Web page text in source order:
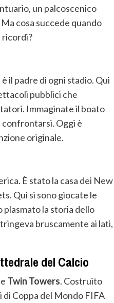
un palcoscenico
cosa succede quando
ricordi?
è il padre di ogni stadio. Qui
pubblici che
Immaginate il boato
confrontarsi. Oggi è
originale.
È stato la casa dei New
Qui si sono giocate le
plasmato la storia dello
bruscamente ai lati,
del Calcio
Twin Towers. Costruito
di Coppa del Mondo FIFA